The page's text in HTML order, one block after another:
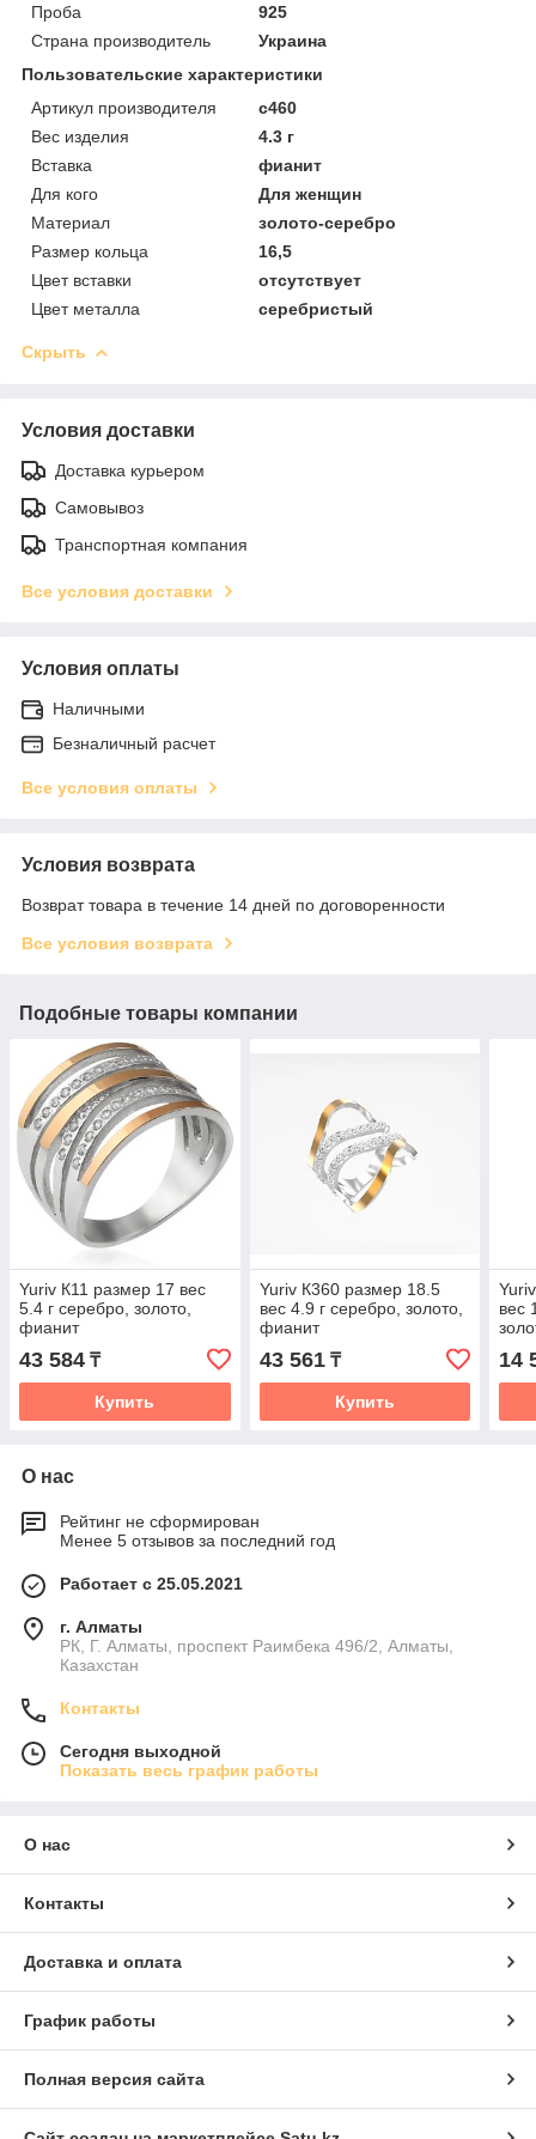
Проба
925
Страна производитель
Украина
Пользовательские характеристики
Артикул производителя
с460
Вес изделия
4.3 г
Вставка
фианит
Для кого
Для женщин
Материал
золото-серебро
Размер кольца
16,5
Цвет вставки
отсутствует
Цвет металла
серебристый
Скрыть
Условия доставки
Доставка курьером
Самовывоз
Транспортная компания
Все условия доставки
Условия оплаты
Наличными
Безналичный расчет
Все условия оплаты
Условия возврата
Возврат товара в течение 14 дней по договоренности
Все условия возврата
Подобные товары компании
Yuriv К11 размер 17 вес
5.4 г серебро, золото,
фианит
43 584 ₸
Купить
Yuriv К360 размер 18.5
вес 4.9 г серебро, золото,
фианит
43 561₸
Купить
вес
14
О нас
Рейтинг не сформирован
Менее 5 отзывов за последний год
Работает с 25.05.2021
г. Алматы
РК, Г. Алматы, проспект Раимбека 496/2, Алматы,
Казахстан
Контакты
Сегодня выходной
Показать весь график работы
О нас
Контакты
Доставка и оплата
График работы
Полная версия сайта